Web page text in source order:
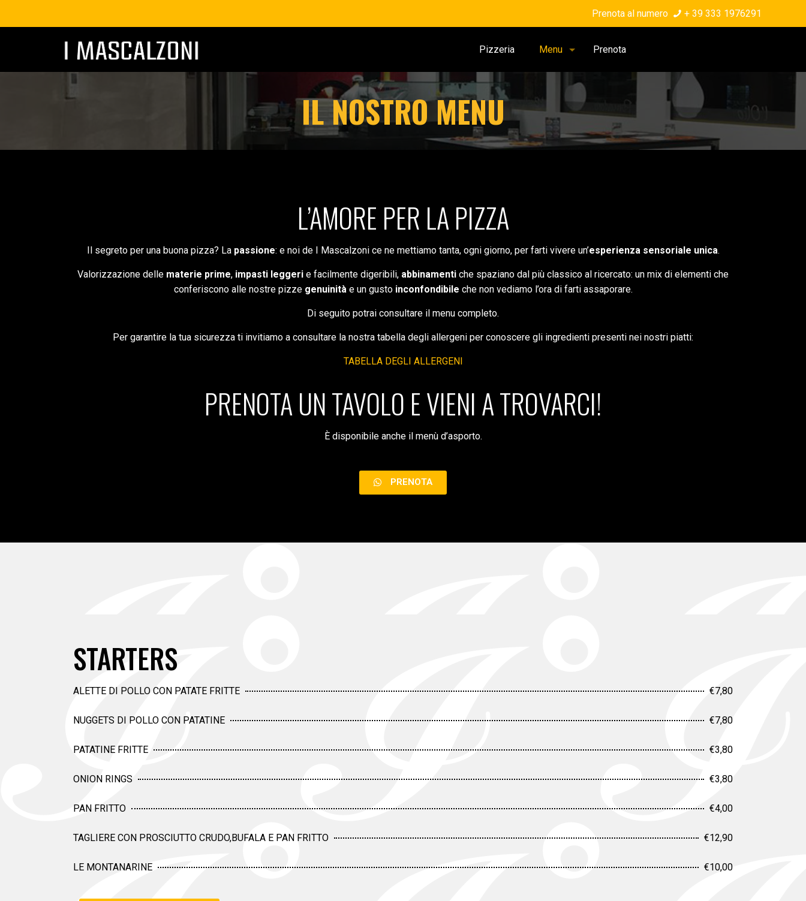
Prenota al numero + 39 333 1976291
Pizzeria Menu Prenota
IL NOSTRO MENU
L’AMORE PER LA PIZZA
Il segreto per una buona pizza? La passione: e noi de I Mascalzoni ce ne mettiamo tanta, ogni giorno, per farti vivere un’esperienza sensoriale unica.
Valorizzazione delle materie prime, impasti leggeri e facilmente digeribili, abbinamenti che spaziano dal più classico al ricercato: un mix di elementi che
conferiscono alle nostre pizze genuinitàe un gusto inconfondibile che non vediamo l’ora di farti assaporare.
Di seguito potrai consultare il menu completo.
Per garantire la tua sicurezza ti invitiamo a consultare la nostra tabella degli allergeni per conoscere gli ingredienti presenti nei nostri piatti:
TABELLA DEGLI ALLERGENI
PRENOTA UN TAVOLO E VIENI A TROVARCI!
È disponibile anche il menù d’asporto.
PRENOTA
STARTERS
ALETTE DI POLLO CON PATATE FRITTE €7,80
NUGGETS DI POLLO CON PATATINE €7,80
PATATINE FRITTE €3,80
ONION RINGS €3,80
PAN FRITTO €4,00
TAGLIERE CON PROSCIUTTO CRUDO,BUFALA E PAN FRITTO €12,90
LE MONTANARINE €10,00